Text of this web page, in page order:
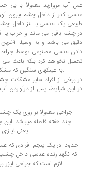
عمل آب مرواريد معمولاً با بي
عدسي كدر از داخل چشم بيرون
طبيعي يك عدسي يا لنز داخل
در چشم باقي مي ماند و خراب يا
دقیق می باشد و به وسیله آخرین
دادن عدسي مصنوعي توسط جراحان
تحميل نخواهد كرد بلكه باعث مي
به عينكهاي سنگين كه مشكلات فراواني ايجاد مي كنند نياز نداشته باشد.
در برخی از افراد سایر مشکلات
در این شرایط، پس از درآوردن
جراحی معمولا بر روی یک
چند هفته فاصله می­باشد. این
یعنی نیازی نیست که پس از جراحی در بیمارستان بمانید.
حدودا در يك پنجم افرادی كه
كه نگهدارنده عدسي داخل
لازم است که جراحي ليزر براي باز كردن اين كپسول كدر شده انجام شود.